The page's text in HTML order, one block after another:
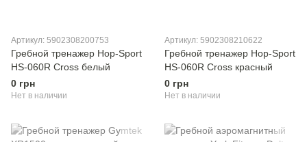
Артикул: 5902308200753
Гребной тренажер Hop-Sport
HS-060R Cross белый
0 грн
Нет в наличии
Артикул: 5902308210622
Гребной тренажер Hop-Sport
HS-060R Cross красный
0 грн
Нет в наличии